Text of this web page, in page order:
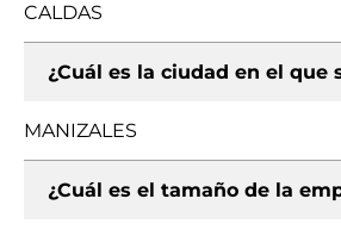
CALDAS
¿Cuál es la ciudad en el que
MANIZALES
¿Cuál es el tamaño de la